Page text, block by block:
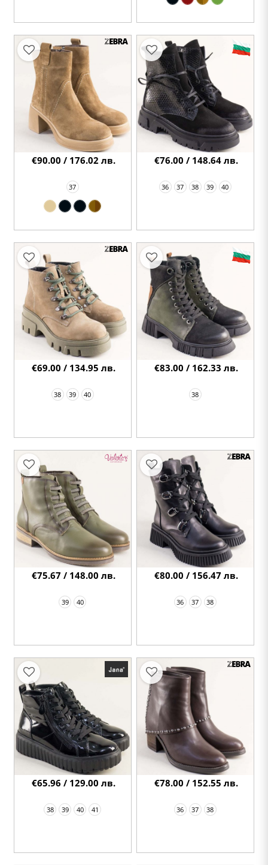
37
€90.00 / 176.02 лв.
36 37 38 39 40
€76.00 / 148.64 лв.
38 39 40
€69.00 / 134.95 лв.
38
€83.00 / 162.33 лв.
39 40
€75.67 / 148.00 лв.
36 37 38
€80.00 / 156.47 лв.
38 39 40 41
€65.96 / 129.00 лв.
36 37 38
€78.00 / 152.55 лв.